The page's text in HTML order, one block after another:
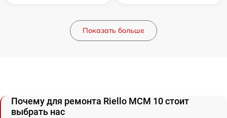
Показать больше
Почему для ремонта Riello MCM 10 стоит
выбрать нас